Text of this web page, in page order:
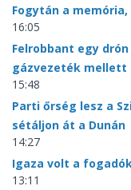
Fogytán a
16:05
Felrobbant egy
gázvezeték mellett
15:48
Parti őrség lesz a
sétáljon át a Dunán
14:27
Igaza volt a
13:11